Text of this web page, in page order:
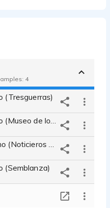
4
(Tresguerras)
(Semblanza)